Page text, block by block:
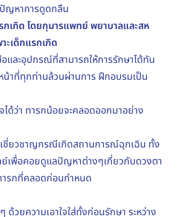
ญหาการดูดกลืน
เกิด โดยกุมารแพทย์ พยาบาลและสห
ะเด็กแรกเกิด
และอุปกรณ์ที่สามารถให้การรักษาได้ทัน
าที่ทุกท่านล้วนผ่านการ ฝึกอบรมเป็น
ว่า ทารกน้อยจะคลอดออกมาอย่าง
ชี่ยวชาญกรณีเกิดสถานการณ์ฉุกเฉิน ทั้ง
เพื่อคอยดูแลปัญหาต่างๆเกี่ยวกับดวงตา
รกที่คลอดก่อนกำหนด
ยความเอาใจใส่ทั้งก่อนรักษา ระหว่าง